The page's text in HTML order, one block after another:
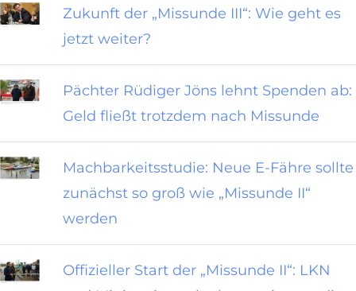
Zukunft der „Missunde III“: Wie geht es
jetzt weiter?
Pächter Rüdiger Jöns lehnt Spenden ab:
Geld fließt trotzdem nach Missunde
Machbarkeitsstudie: Neue E-Fähre sollte
zunächst so groß wie „Missunde II“
werden
Offizieller Start der „Missunde II“: LKN